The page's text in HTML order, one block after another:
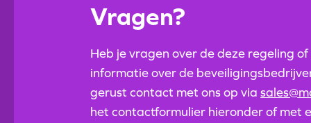
Vragen?
Heb je vragen over de deze regeling
informatie over de
gerust contact met ons op via
het contactformulier hieronder of met